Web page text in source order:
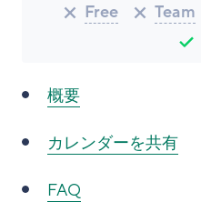
Free Team
概要
カレンダーを共有
FAQ